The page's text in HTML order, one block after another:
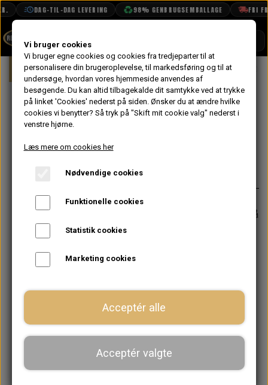
DAG-TIL-DAG LEVERING 98% GENBRUGSEMBALLAGE FRI
BOOK TID
PROJEKTER
TEKNISK DATA
VANDPOLERING
Forside Mini Karrosseri Front
På lager
Typeplade
Varenummer: CP339
Varen er på
lager. 1-2 dages leveringstid
−
LÆG I KURV
Dansk webshop, kundeservice
Vi bruger cookies
Vi bruger egne cookies og cookies fra tredjeparter til at
personalisere din brugeroplevelse, til markedsføring og til at
undersøge, hvordan vores hjemmeside anvendes af
besøgende. Du kan altid tilbagekalde dit samtykke ved at trykke
på linket 'Cookies' nederst på siden. Ønsker du at ændre hvilke
cookies vi benytter? Så tryk på "Skift mit cookie valg" nederst i
venstre hjørne.
Læs mere om cookies her
Nødvendige cookies
Funktionelle cookies
Statistik cookies
Marketing cookies
Acceptér alle
Acceptér valgte